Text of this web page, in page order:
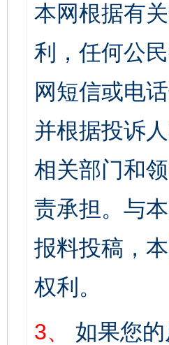
本网根据有
利，任何公
网短信或电
并根据投诉
相关部门和
责承担。与
报料投稿，
权利。
3、
如果您